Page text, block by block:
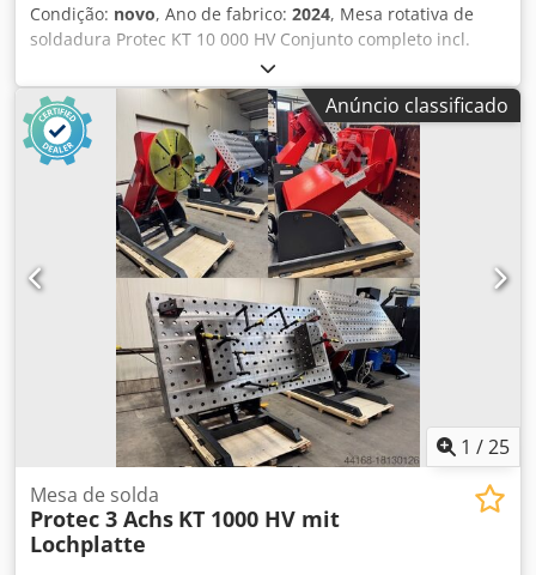
Condição: novo, Ano de fabrico: 2024, Mesa rotativa de
soldadura Protec KT 10 000 HV Conjunto completo incl.
controlo remoto de mão e pé duplo Visor digital para
velocidade Ajuste de altura hidráulico Intervalo de
inclinação 0 a 130 Dsdpjk S D N Ejfx Actewa Dimensões:
Altura inclinada min: 1080mm Altura máxima basculante:
2200mm Altura horizontal min: 1400mm Diâmetro do disco
de aperto 2000mm comprimento 3250mm, largura
1780mm Velocidade de 0,05 a aprox. 0,6 rpm.
Anúncio classificado
1 /25
Mesa de solda
Protec 3 Achs KT 1000 HV mit
Lochplatte